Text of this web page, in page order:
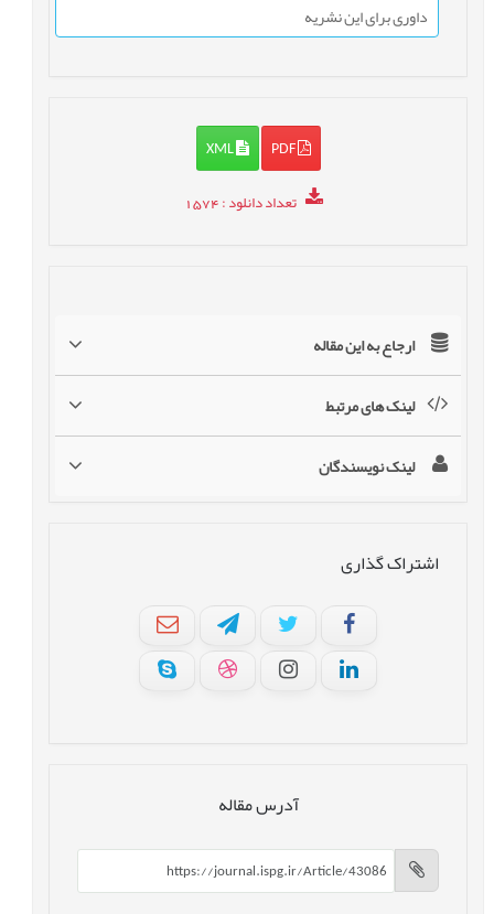
داوری برای این نشریه
PDF
XML
تعداد دانلود: 1574
ارجاع به این مقاله
لینک های مرتبط
لینک نویسندگان
اشتراک گذاری
آدرس مقاله